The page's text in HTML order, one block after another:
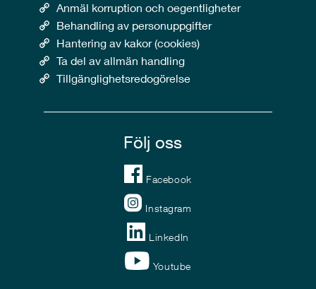
Anmäl korruption och oegentligheter
Behandling av personuppgifter
Hantering av kakor (cookies)
Ta del av allmän handling
Tillgänglighetsredogörelse
Följ oss
Facebook
Instagram
LinkedIn
Youtube